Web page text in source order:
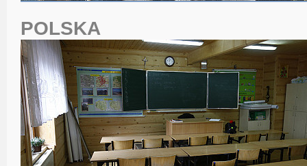
POLSKA